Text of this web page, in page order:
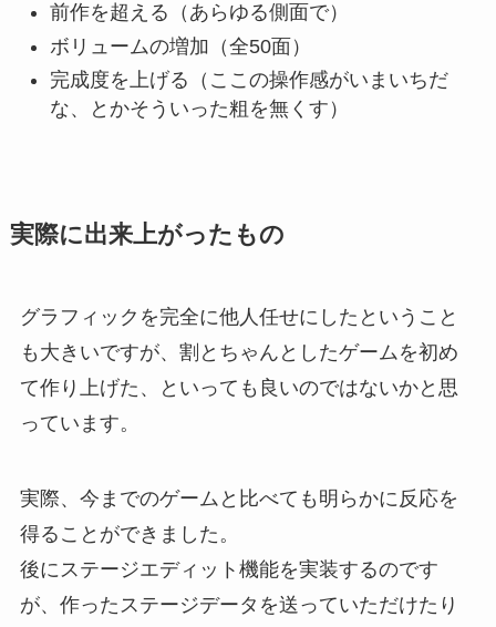
前作を超える（あらゆる側面で）
ボリュームの増加（全50面）
完成度を上げる（ここの操作感がいまいちだ
な、とかそういった粗を無くす）
実際に出来上がったもの
グラフィックを完全に他人任せにしたということ
も大きいですが、割とちゃんとしたゲームを初め
て作り上げた、といっても良いのではないかと思
っています。
実際、今までのゲームと比べても明らかに反応を
得ることができました。
後にステージエディット機能を実装するのです
が、作ったステージデータを送っていただけたり